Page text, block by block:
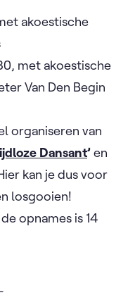
akoestische
met akoestische
Van Den Begin
organiseren van
Dansant’en
kan je dus voor
losgooien!
opnames is 14